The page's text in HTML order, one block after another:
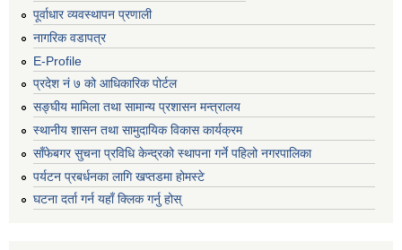
पूर्वाधार व्यवस्थापन प्रणाली
नागरिक वडापत्र
E-Profile
प्रदेश नं ७ को आधिकारिक पोर्टल
सङ्घीय मामिला तथा सामान्य प्रशासन मन्त्रालय
स्थानीय शासन तथा सामुदायिक विकास कार्यक्रम
साँफेबगर सुचना प्रविधि केन्द्रको स्थापना गर्ने पहिलो नगरपालिका
पर्यटन प्रबर्धनका लागि खप्तडमा होमस्टे
घटना दर्ता गर्न यहाँ क्लिक गर्नु होस्